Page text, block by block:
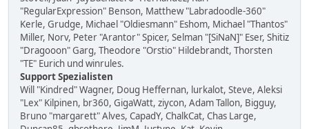
"RegularExpression" Benson, Matthew "Labradoodle-360"
Kerle, Grudge, Michael "Oldiesmann" Eshom, Michael "Thantos"
Miller, Norv, Peter "Arantor" Spicer, Selman "[SiNaN]" Eser, Shitiz
"Dragooon" Garg, Theodore "Orstio" Hildebrandt, Thorsten
"TE" Eurich und winrules.
Support Spezialisten
Will "Kindred" Wagner, Doug Heffernan, lurkalot, Steve, Aleksi
"Lex" Kilpinen, br360, GigaWatt, ziycon, Adam Tallon, Bigguy,
Bruno "margarett" Alves, CapadY, ChalkCat, Chas Large,